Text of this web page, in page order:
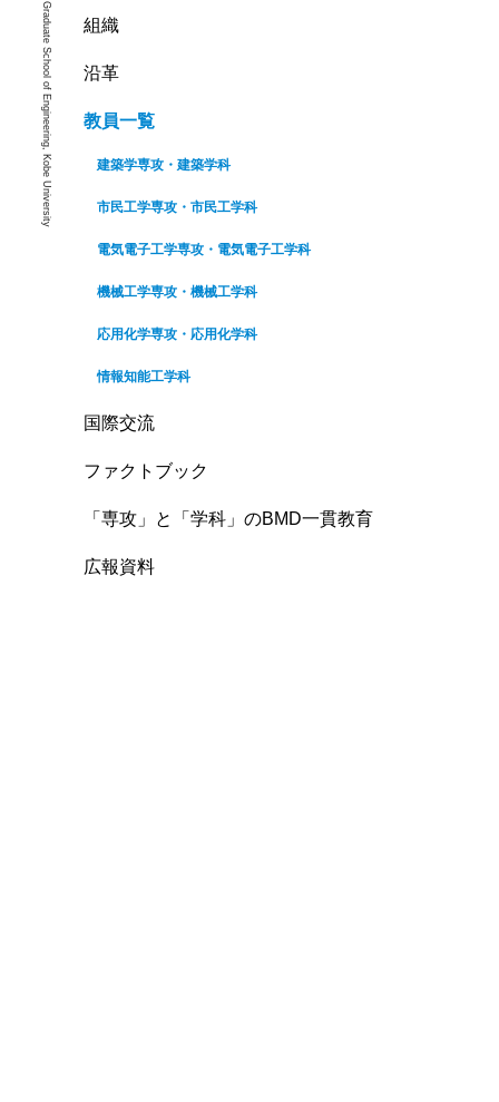
Graduate School of Engineering, Kobe University 組織
沿革
教員一覧
建築学専攻・建築学科
市民工学専攻・市民工学科
電気電子工学専攻・電気電子工学科
機械工学専攻・機械工学科
応用化学専攻・応用化学科
情報知能工学科
国際交流
ファクトブック
「専攻」と「学科」のBMD一貫教育
広報資料